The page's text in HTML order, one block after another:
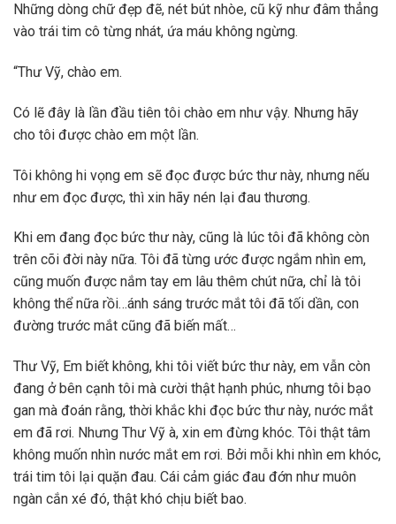
Những dòng chữ đẹp đẽ, nét bút nhòe, cũ kỹ như đâm thẳng
vào trái tim cô từng nhát, ứa máu không ngừng.
“Thư Vỹ, chào em.
Có lẽ đây là lần đầu tiên tôi chào em như vậy. Nhưng hãy
cho tôi được chào em một lần.
Tôi không hi vọng em sẽ đọc được bức thư này, nhưng nếu
như em đọc được, thì xin hãy nén lại đau thương.
Khi em đang đọc bức thư này, cũng là lúc tôi đã không còn
trên cõi đời này nữa. Tôi đã từng ước được ngắm nhìn em,
cũng muốn được nắm tay em lâu thêm chút nữa, chỉ là tôi
không thể nữa rồi…ánh sáng trước mắt tôi đã tối dần, con
đường trước mắt cũng đã biến mất…
Thư Vỹ, Em biết không, khi tôi viết bức thư này, em vẫn còn
đang ở bên cạnh tôi mà cười thật hạnh phúc, nhưng tôi bạo
gan mà đoán rằng, thời khắc khi đọc bức thư này, nước mắt
em đã rơi. Nhưng Thư Vỹ à, xin em đừng khóc. Tôi thật tâm
không muốn nhìn nước mắt em rơi. Bởi mỗi khi nhìn em khóc,
trái tim tôi lại quặn đau. Cái cảm giác đau đớn như muôn
ngàn cắn xé đó, thật khó chịu biết bao.